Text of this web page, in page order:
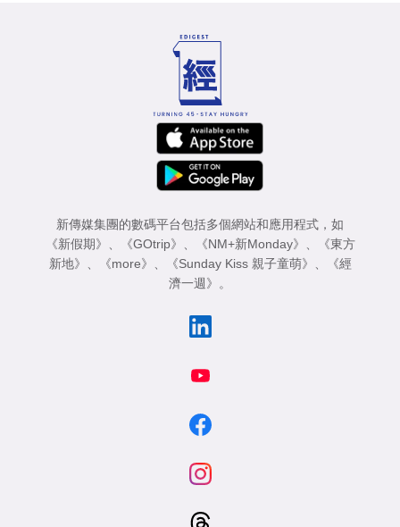
新傳媒集團的數碼平台包括多個網站和應用程式，如
《新假期》 、 《GOtrip》 、 《NM+新Monday》 、
《東方
新地》 、 《more》 、 《Sunday Kiss 親子童萌》 、
《經
濟一週》 。